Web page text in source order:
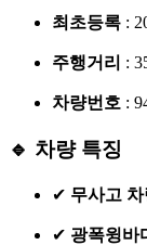
최초등록 :
주행거리 :
차량번호 :
🔹 차량 특징
✔ 무사고
✔ 광폭윙바